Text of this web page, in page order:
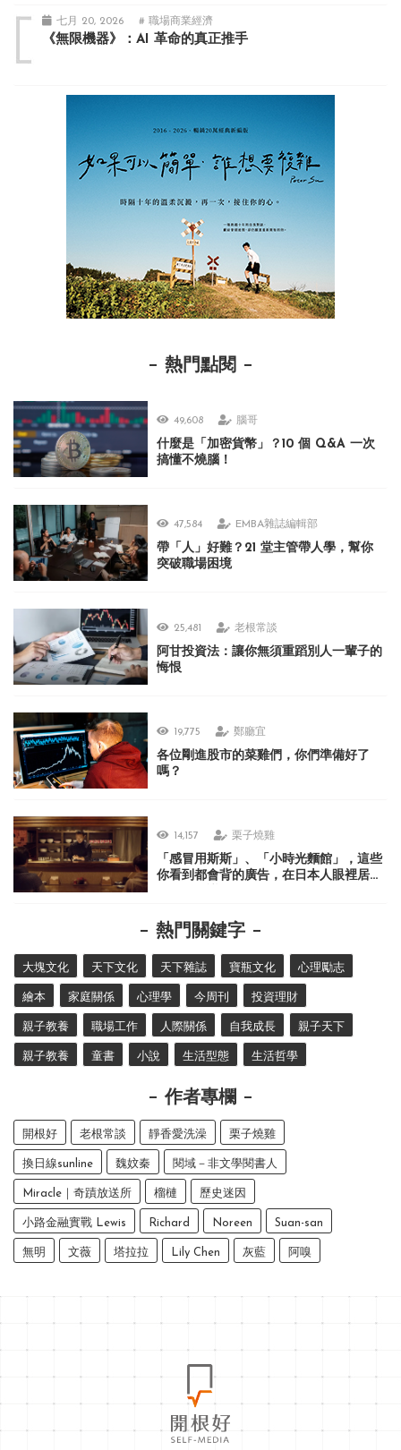
七月 20, 2026 # 職場商業經濟
《無限機器》：AI 革命的真正推手
熱門點閱
49,608 腦哥
什麼是「加密貨幣」？10 個 Q&A 一次
搞懂不燒腦！
47,584 EMBA雜誌編輯部
帶「人」好難？21 堂主管帶人學，幫你
突破職場困境
25,481 老根常談
阿甘投資法：讓你無須重蹈別人一輩子的
悔恨
19,775 鄭廳宜
各位剛進股市的菜雞們，你們準備好了
嗎？
14,157 栗子燒雞
「感冒用斯斯」、「小時光麵館」，這些
你看到都會背的廣告，在日本人眼裡居然
熱門關鍵字
大塊文化 天下文化 天下雜誌 寶瓶文化 心理勵志
繪本 家庭關係 心理學 今周刊 投資理財
親子教養 職場工作 人際關係 自我成長 親子天下
親子教養 童書 小說 生活型態 生活哲學
作者專欄
開根好 老根常談 靜香愛洗澡 栗子燒雞
換日線sunline 魏妏秦 閱域－非文學閱書人
Miracle｜奇蹟放送所 榴槤 歷史迷因
小路金融實戰 Lewis Richard Noreen Suan-san
無明 文薇 塔拉拉 Lily Chen 灰藍 阿嗅